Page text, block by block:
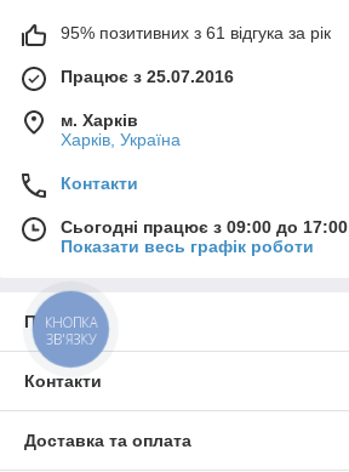
95% позитивних з 61 відгука за рік
Працює з 25.07.2016
м. Харків
Харків, Україна
Контакти
Сьогодні працює з 09:00 до 17:00
Показати весь графік роботи
Про нас
Контакти
Доставка та оплата
КНОПКА
ЗВ'ЯЗКУ